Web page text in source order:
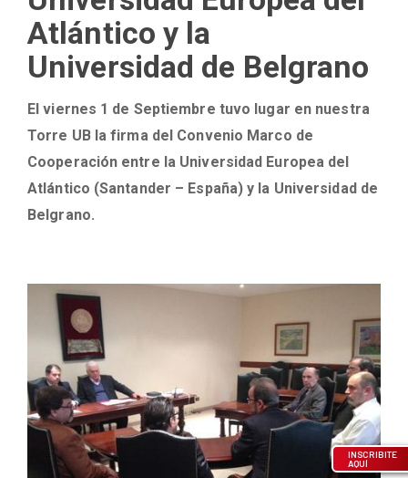
Atlántico y la
Universidad de Belgrano
El viernes 1 de Septiembre tuvo lugar en nuestra
Torre UB la firma del Convenio Marco de
Cooperación entre la Universidad Europea del
Atlántico (Santander – España) y la Universidad de
Belgrano.
INSCRIBITE
AQUÍ